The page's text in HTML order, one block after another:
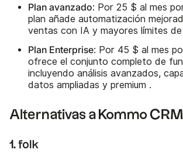
Plan avanzado: Por 25 $ al mes
plan añade automatización
ventas con IA y mayores límites
Plan Enterprise: Por 45 $ al mes
ofrece el conjunto completo de
incluyendo análisis avanzados,
datos ampliadas y premium .
Alternativas a Kommo CRM
1. folk